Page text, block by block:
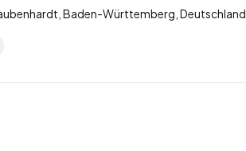
Baden-Württemberg, Deutschland